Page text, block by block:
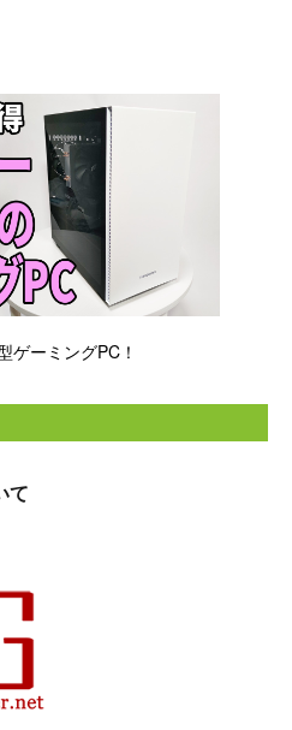
ゲーミングPC！
て